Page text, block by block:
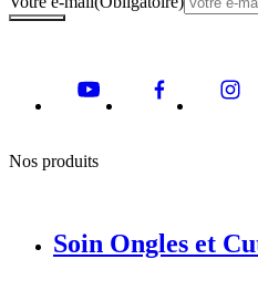
Nos produits
Soin Ongles et